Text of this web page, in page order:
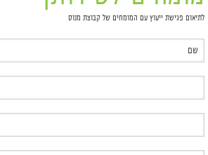
לתיאום פגישת ייעוץ עם המומחים של קבוצת מנוס